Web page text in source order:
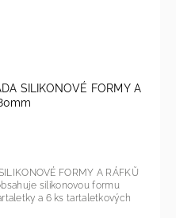
FORMY A RÁFKŮ
a 6 ks tartaletkových